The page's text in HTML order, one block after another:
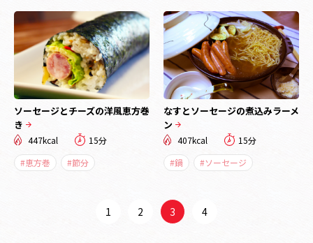
ソーセージとチーズの洋風恵方巻
き
447kcal
15分
#恵方巻
#節分
なすとソーセージの煮込みラーメ
ン
407kcal
15分
#鍋
#ソーセージ
1 2 3 4